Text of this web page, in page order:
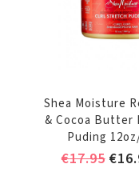
Shea Moisture
& Cocoa Butter
Puding
€17.95 €